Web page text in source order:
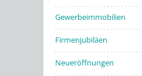
Gewerbeimmobilien
Firmenjubiläen
Neueröffnungen